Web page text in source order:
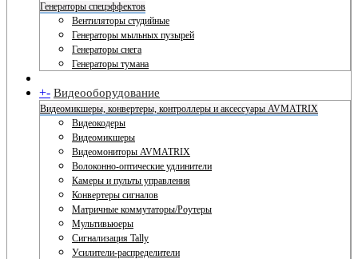
Генераторы спецэффектов
Вентиляторы студийные
Генераторы мыльных пузырей
Генераторы снега
Генераторы тумана
+- Видеооборудование
Видеомикшеры, конвертеры, контроллеры и аксессуары AVMATRIX
Видеокодеры
Видеомикшеры
Видеомониторы AVMATRIX
Волоконно-оптические удлинители
Камеры и пульты управления
Конвертеры сигналов
Матричные коммутаторы/Роутеры
Мультивьюеры
Сигнализация Tally
Усилители-распределители